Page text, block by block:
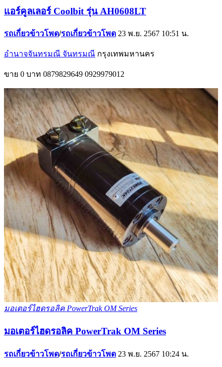
แอร์คูลเลอร์ Coolbit รุ่น AH0608LT
รถเกี่ยวข้าวโพด/รถเกี่ยวข้าวโพด 23 พ.ย. 2567 10:51 น.
อำนาจจันทรมณี จันทรมณี กรุงเทพมหานคร
ขาย 0 บาท 0879829649 0929979012
มอเตอร์ไฮดรอลิค PowerTrak OM Series
มอเตอร์ไฮดรอลิค PowerTrak OM Series
รถเกี่ยวข้าวโพด/รถเกี่ยวข้าวโพด 23 พ.ย. 2567 10:24 น.